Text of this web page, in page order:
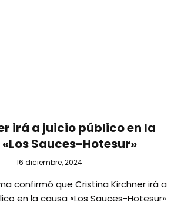
irá a juicio público en la
Sauces-Hotesur»
16 diciembre, 2024
confirmó que Cristina Kirchner irá a
en la causa «Los Sauces-Hotesur»